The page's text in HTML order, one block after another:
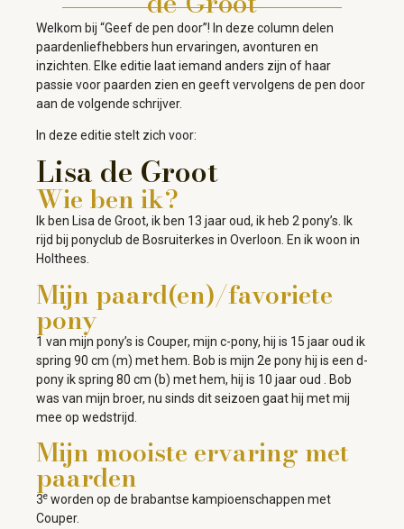
Welkom bij “Geef de pen door”! In deze column delen
paardenliefhebbers hun ervaringen, avonturen en
inzichten. Elke editie laat iemand anders zijn of haar
passie voor paarden zien en geeft vervolgens de pen door
aan de volgende schrijver.
In deze editie stelt zich voor:
Lisa de Groot
Wie ben ik?
Ik ben Lisa de Groot, ik ben 13 jaar oud, ik heb 2 pony’s. Ik
rijd bij ponyclub de Bosruiterkes in Overloon. En ik woon in
Holthees.
Mijn paard(en)/favoriete
pony
1 van mijn pony’s is Couper, mijn c-pony, hij is 15 jaar oud ik
spring 90 cm (m) met hem. Bob is mijn 2e pony hij is een d-
pony ik spring 80 cm (b) met hem, hij is 10 jaar oud . Bob
was van mijn broer, nu sinds dit seizoen gaat hij met mij
mee op wedstrijd.
Mijn mooiste ervaring met
paarden
3e worden op de brabantse kampioenschappen met
Couper.